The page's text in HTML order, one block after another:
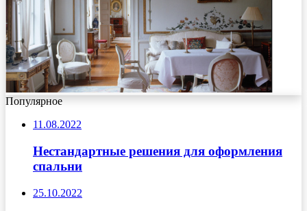
Популярное
11.08.2022
Нестандартные решения для оформления
спальни
25.10.2022